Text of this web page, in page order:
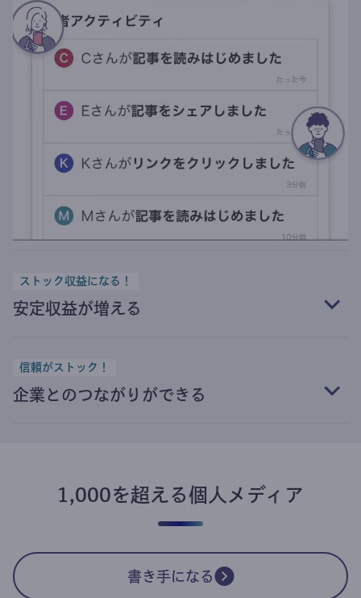
ストック収益になる！
安定収益が増える
信頼がストック！
企業とのつながりができる
1,000を超える個人メディア
書き手になる